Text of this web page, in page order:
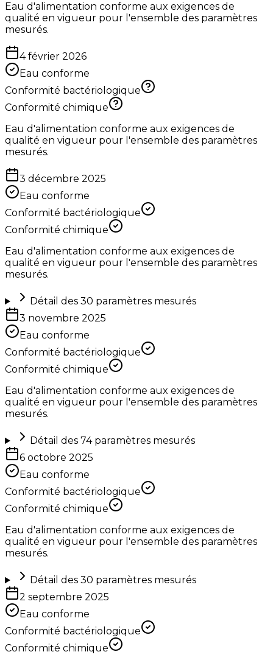
Eau d'alimentation conforme aux exigences de
qualité en vigueur pour l'ensemble des paramètres
mesurés.
4 février 2026
Eau conforme
Conformité bactériologique
Conformité chimique
Eau d'alimentation conforme aux exigences de
qualité en vigueur pour l'ensemble des paramètres
mesurés.
3 décembre 2025
Eau conforme
Conformité bactériologique
Conformité chimique
Eau d'alimentation conforme aux exigences de
qualité en vigueur pour l'ensemble des paramètres
mesurés.
Détail des 30 paramètres mesurés
3 novembre 2025
Eau conforme
Conformité bactériologique
Conformité chimique
Eau d'alimentation conforme aux exigences de
qualité en vigueur pour l'ensemble des paramètres
mesurés.
Détail des 74paramètres mesurés
6 octobre 2025
Eau conforme
Conformité bactériologique
Conformité chimique
Eau d'alimentation conforme aux exigences de
qualité en vigueur pour l'ensemble des paramètres
mesurés.
Détail des 30 paramètres mesurés
2 septembre 2025
Eau conforme
Conformité bactériologique
Conformité chimique